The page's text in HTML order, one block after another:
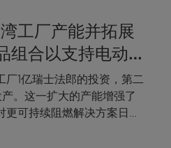
工厂产能并拓展
合以支持电动出
1亿瑞士法郎的投资，第二
。这一扩大的产能增强了
可持续阻燃解决方案日益